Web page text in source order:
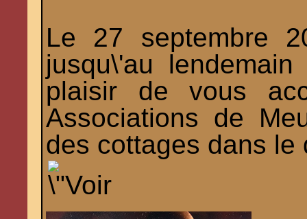
Le 27 septembre
jusqu\'au
plaisir de vous
Associations de
des cottages dans le